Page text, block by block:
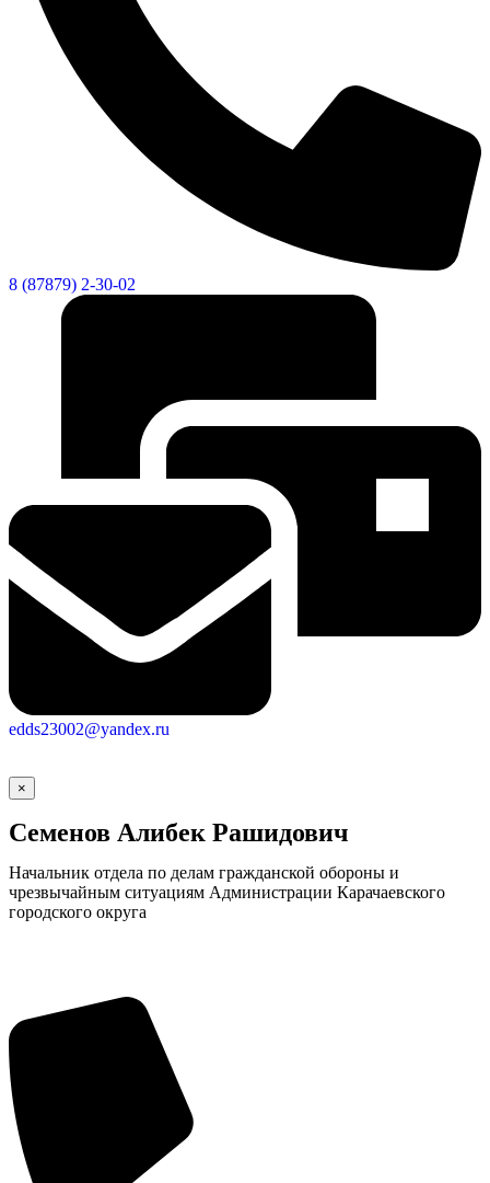
8 (87879) 2-30-02
edds23002@yandex.ru
×
Семенов Алибек Рашидович
Начальник отдела по делам гражданской обороны и
чрезвычайным ситуациям Администрации Карачаевского
городского округа